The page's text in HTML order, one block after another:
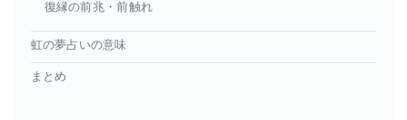
復縁の前兆・前触れ
虹の夢占いの意味
まとめ